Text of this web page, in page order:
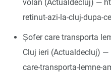
volan (Actualdecluj) —
retinut-azi-la-cluj-dupa-
Șofer care transporta
Cluj ieri (Actualdecluj)
care-transporta-lemne-